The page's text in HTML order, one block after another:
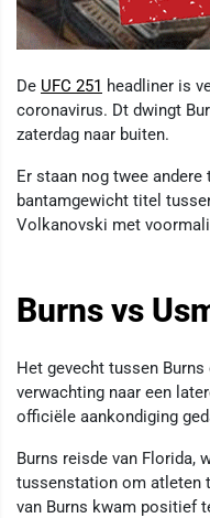
De UFC 251 headliner is
coronavirus. Dt dwingt
zaterdag naar buiten.
Er staan ​​nog twee
bantamgewicht titel
Volkanovski met
Burns vs
Het gevecht tussen
verwachting naar een
officiële aankondiging
Burns reisde van Florida,
tussenstation om atleten
van Burns kwam positief